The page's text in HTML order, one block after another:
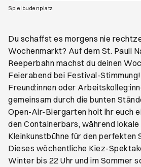
SpielbudenplatzÖffnet ein neues Browser-Tab
Du schaffst es morgens nie
Wochenmarkt? Auf dem St. Pauli
Reeperbahn machst du deinen
Feierabend bei Festival-
Freund:innen oder
gemeinsam durch die bunten
Open-Air-Biergarten holt ihr euch
den Containerbars, während
Kleinkunstbühne für den perfekten
Dieses wöchentliche Kiez-
Winter bis 22 Uhr und im Sommer